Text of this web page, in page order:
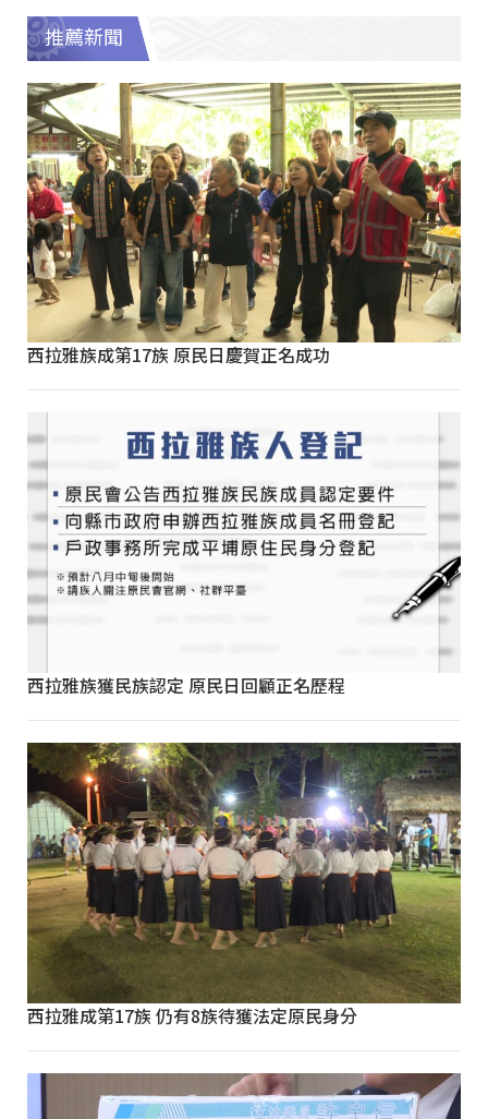
推薦新聞
西拉雅族成第17族 原民日慶賀正名成功
西拉雅族獲民族認定 原民日回顧正名歷程
西拉雅成第17族 仍有8族待獲法定原民身分